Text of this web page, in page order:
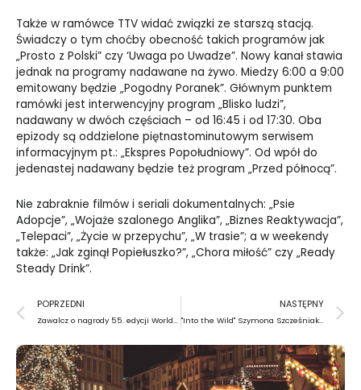
Także w ramówce TTV widać związki ze starszą stacją.
Świadczy o tym choćby obecność takich programów jak
„Prosto z Polski” czy ‘Uwaga po Uwadze”. Nowy kanał stawia
jednak na programy nadawane na żywo. Miedzy 6:00 a 9:00
emitowany będzie „Pogodny Poranek”. Głównym punktem
ramówki jest interwencyjny program „Blisko ludzi”,
nadawany w dwóch częściach – od 16:45 i od 17:30. Oba
epizody są oddzielone piętnastominutowym serwisem
informacyjnym pt.: „Ekspres Popołudniowy”. Od wpół do
jedenastej nadawany będzie też program „Przed północą”.
Nie zabraknie filmów i seriali dokumentalnych: „Psie
Adopcje”, „Wojaże szalonego Anglika”, „Biznes Reaktywacja”,
„Telepaci”, „Życie w przepychu”, „W trasie”; a w weekendy
także: „Jak zginął Popiełuszko?”, „Chora miłość” czy „Ready
Steady Drink”.
Prev
POPRZEDNI
Zawalcz o nagrody 55. edycji World Press Photo!
NASTĘPNY
"Into the Wild" Szymona Szcześniaka w Leica Gallery Warszawa